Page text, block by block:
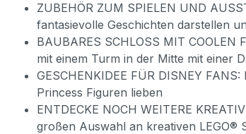
ZUBEHÖR ZUM SPIELEN UND
fantasievolle Geschichten darstellen
BAUBARES SCHLOSS MIT
mit einem Turm in der Mitte mit einer
GESCHENKIDEE FÜR DISNEY
Princess Figuren lieben
ENTDECKE NOCH WEITERE
großen Auswahl an kreativen LEGO®